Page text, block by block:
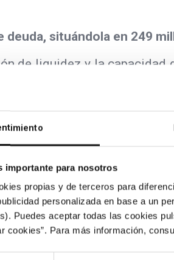
importante para nosotros
propias y de terceros para
personalizada en base a un
Puedes aceptar todas las cookies
cookies”. Para más información,
deuda, situándola en 249
de liquidez y la capacidad
frente a los 367 del
a los 262 millones de
EthiFinance ha
deInvestment Gradey
firme con la